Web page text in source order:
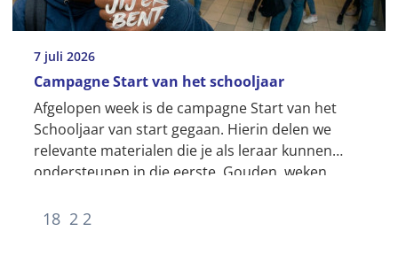
7 juli 2026
Campagne Start van het schooljaar
Afgelopen week is de campagne Start van het
Schooljaar van start gegaan. Hierin delen we
relevante materialen die je als leraar kunnen
ondersteunen in die eerste, Gouden, weken.
18 2 2